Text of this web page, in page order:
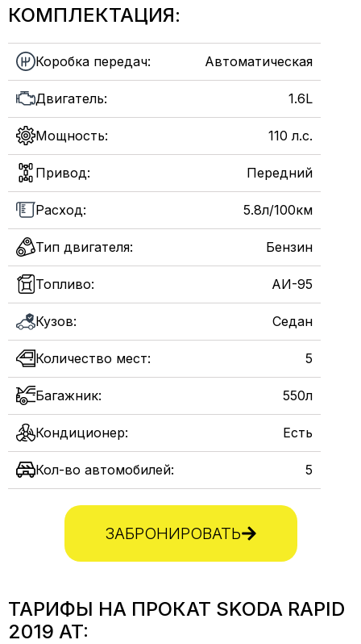
КОМПЛЕКТАЦИЯ:
Коробка передач: Автоматическая
Двигатель: 1.6L
Мощность: 110 л.с.
Привод: Передний
Расход: 5.8л/100км
Тип двигателя: Бензин
Топливо: АИ-95
Кузов: Седан
Количество мест: 5
Багажник: 550л
Кондиционер: Есть
Кол-во автомобилей: 5
ЗАБРОНИРОВАТЬ
ТАРИФЫ НА ПРОКАТ SKODA RAPID
2019 AT: